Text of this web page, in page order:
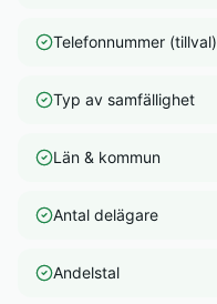
Telefonnummer (tillval)
Typ av samfällighet
Län & kommun
Antal delägare
Andelstal